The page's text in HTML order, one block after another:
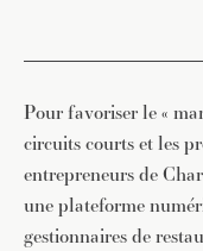
Pour favoriser le «
circuits courts et les
entrepreneurs de
une plateforme
gestionnaires de